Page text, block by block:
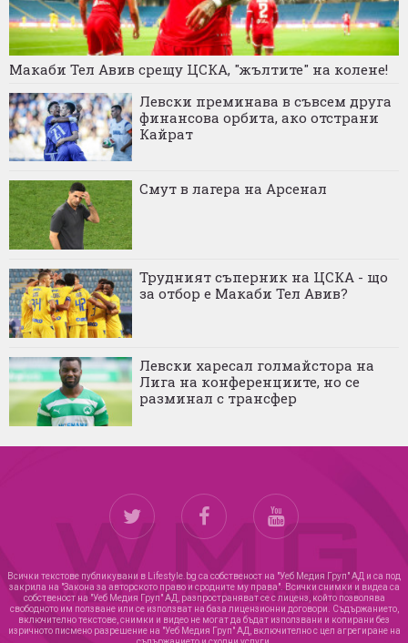
Макаби Тел Авив срещу ЦСКА, "жълтите" на колене!
Левски преминава в съвсем друга
финансова орбита, ако отстрани
Кайрат
Смут в лагера на Арсенал
Трудният съперник на ЦСКА - що
за отбор е Макаби Тел Авив?
Левски харесал голмайстора на
Лига на конференциите, но се
разминал с трансфер
Всички текстове публикувани в Lifestyle.bg са собственост на "Уеб Медия Груп" АД и са под
закрила на "Закона за авторското право и сродните му права". Всички снимки и видеа са
собственост на "Уеб Медия Груп" АД, разпространяват се с лиценз, който позволява
свободното им ползване или се използват на база лицензионни договори. Съдържанието,
включително текстове, снимки и видео не могат да бъдат използвани и копирани без
изричното писмено разрешение на "Уеб Медия Груп" АД, включително с цел агрегиране на